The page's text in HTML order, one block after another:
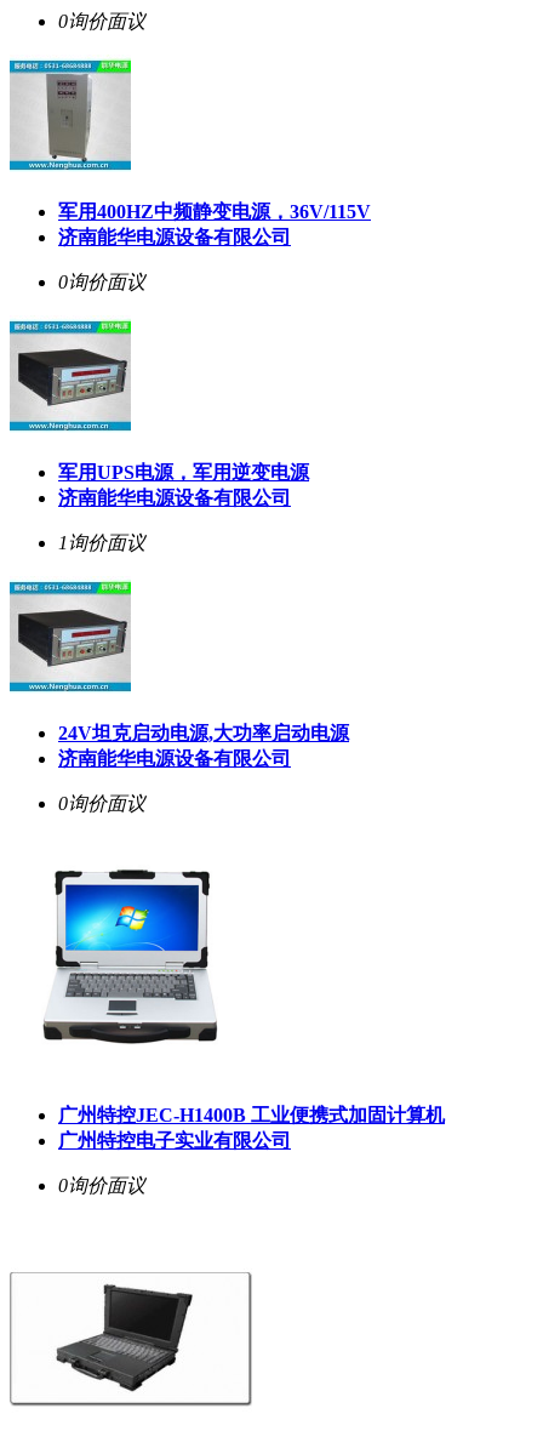
0询价面议
军用400HZ中频静变电源，36V/115V
济南能华电源设备有限公司
0询价面议
军用UPS电源，军用逆变电源
济南能华电源设备有限公司
1询价面议
24V坦克启动电源,大功率启动电源
济南能华电源设备有限公司
0询价面议
广州特控JEC-H1400B 工业便携式加固计算机
广州特控电子实业有限公司
0询价面议